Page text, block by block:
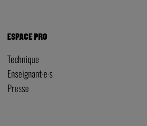
ESPACE PRO
Technique
Enseignant·e·s
Presse